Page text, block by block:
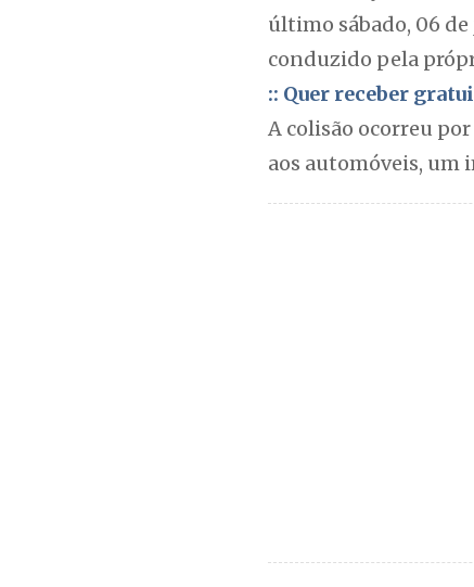
último sábado, 06
conduzido pela
:: Quer receber
A colisão ocorreu
aos automóveis,